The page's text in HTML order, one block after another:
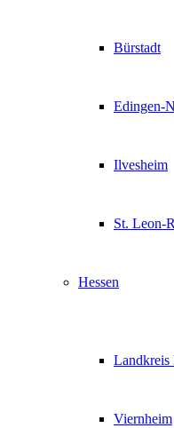
Bürstadt
Edingen-
Ilvesheim
St. Leon-
Hessen
Landkreis
Viernheim